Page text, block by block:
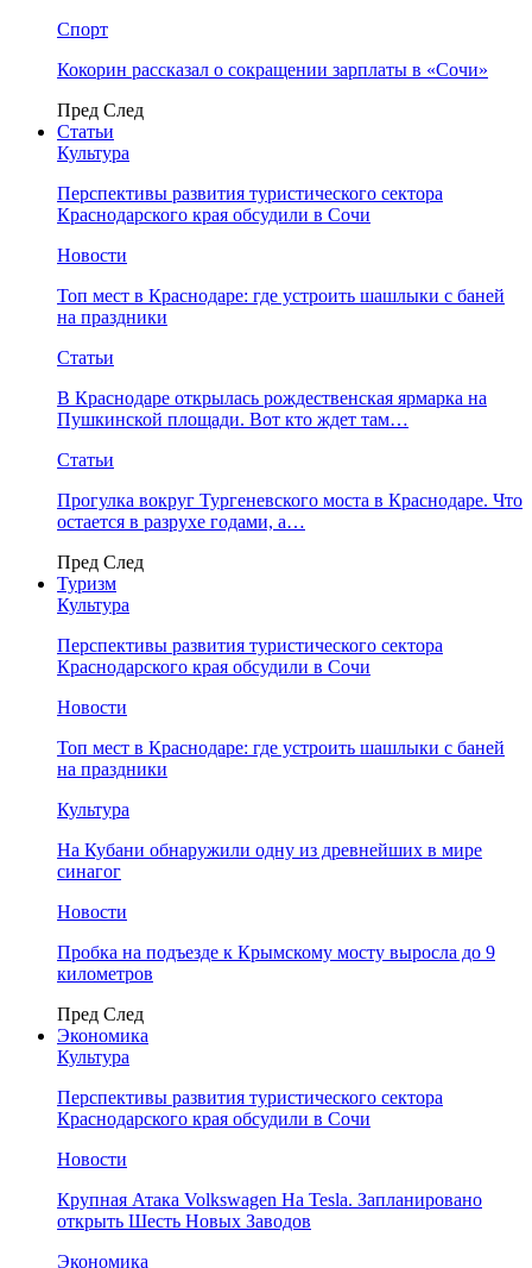
Спорт
Кокорин рассказал о сокращении зарплаты в «Сочи»
Пред След
Статьи
Культура
Перспективы развития туристического сектора
Краснодарского края обсудили в Сочи
Новости
Топ мест в Краснодаре: где устроить шашлыки с баней
на праздники
Статьи
В Краснодаре открылась рождественская ярмарка на
Пушкинской площади. Вот кто ждет там…
Статьи
Прогулка вокруг Тургеневского моста в Краснодаре. Что
остается в разрухе годами, а…
Пред След
Туризм
Культура
Перспективы развития туристического сектора
Краснодарского края обсудили в Сочи
Новости
Топ мест в Краснодаре: где устроить шашлыки с баней
на праздники
Культура
На Кубани обнаружили одну из древнейших в мире
синагог
Новости
Пробка на подъезде к Крымскому мосту выросла до 9
километров
Пред След
Экономика
Культура
Перспективы развития туристического сектора
Краснодарского края обсудили в Сочи
Новости
Крупная Атака Volkswagen На Tesla. Запланировано
открыть Шесть Новых Заводов
Экономика